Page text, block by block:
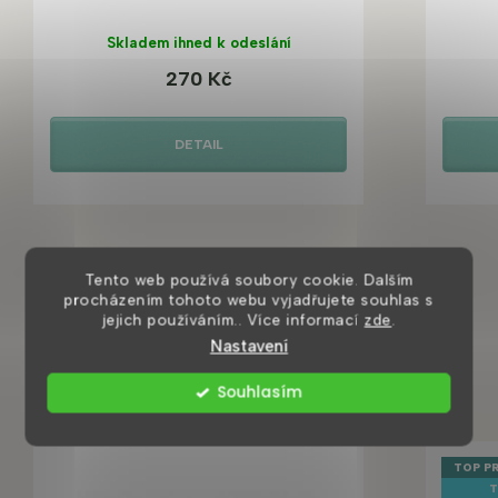
Tento web používá soubory cookie. Dalším
procházením tohoto webu vyjadřujete souhlas s
jejich používáním.. Více informací zde.
Nastavení
Souhlasím
Skladem ihned k odeslání
270 Kč
DETAIL
Mohlo by se vám také líbit
TOP